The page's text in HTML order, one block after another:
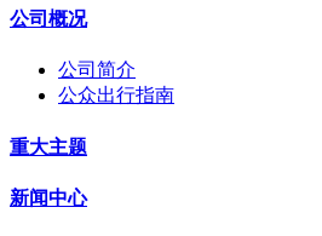
公司概况
公司简介
公众出行指南
重大主题
新闻中心